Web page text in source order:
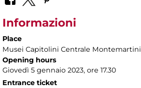
Informazioni
Place
Musei Capitolini Centrale Montemartini
Opening hours
Giovedì 5 gennaio 2023, ore 17.30
Entrance ticket